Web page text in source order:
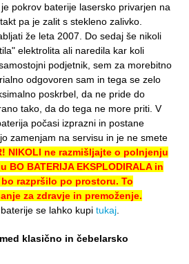
pokrov baterije lasersko privarjen na
pa je zalit s stekleno zalivko.
že leta 2007. Do sedaj še nikoli
elektrolita ali naredila kar koli
podjetnik, sem za morebitno
odgovoren sam in tega se zelo
poskrbel, da ne pride do
tako, da do tega ne more priti. V
počasi izprazni in postane
zamenjam na servisu in je ne smete
NIKOLI ne razmišljajte o polnjenju
BATERIJA EKSPLODIRALA in
razpršilo po prostoru. To
za zdravje in premoženje.
se lahko kupi tukaj.
klasično in čebelarsko